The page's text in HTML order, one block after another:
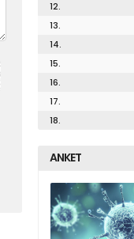
12.
13.
14.
15.
16.
17.
18.
ANKET